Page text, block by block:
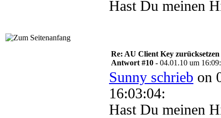
Hast Du meinen
Re: AU Client Key zurücksetzen
Antwort #10 - 04.01.10 um
Sunny schrieb on
16:03:04:
Hast Du meinen